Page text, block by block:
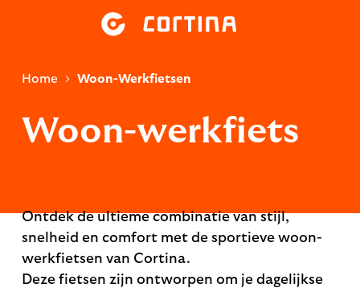
Home Woon-Werkfietsen
Woon-werkfiets
Ontdek de ultieme combinatie van stijl,
snelheid en comfort met de sportieve woon-
werkfietsen van Cortina.
Deze fietsen zijn ontworpen om je dagelijkse